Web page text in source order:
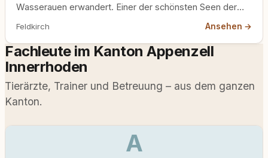
Wasserauen erwandert. Einer der schönsten Seen der
Feldkirch Ansehen →
Fachleute im Kanton Appenzell
Innerrhoden
Tierärzte, Trainer und Betreuung – aus dem ganzen
Kanton.
A